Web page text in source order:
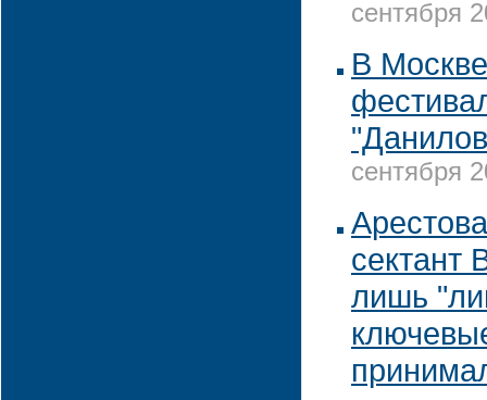
сентября
В
сентября
сектант
лишь